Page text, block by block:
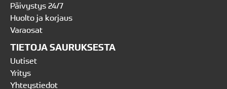
Päivystys 24/7
Huolto ja korjaus
Varaosat
TIETOJA SAURUKSESTA
Uutiset
Yritys
Yhteystiedot